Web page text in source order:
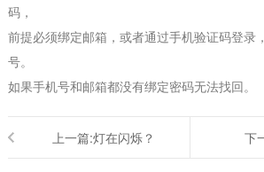
码，
前提必须绑定邮箱，或者通过手机验证码登录
号。
如果手机号和邮箱都没有绑定密码无法找回。
上一篇:灯在闪烁？ 下